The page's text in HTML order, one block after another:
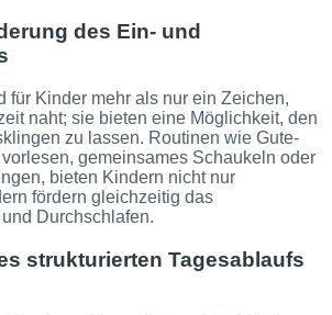
des Ein- und
für Kinder mehr als nur ein Zeichen,
naht; sie bieten eine Möglichkeit, den
zu lassen. Routinen wie Gute-
gemeinsames Schaukeln oder
bieten Kindern nicht nur
fördern gleichzeitig das
Durchschlafen.
strukturierten Tagesablaufs